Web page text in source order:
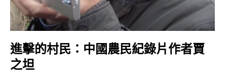
進擊的村民：中國農民紀錄片作者賈
之坦